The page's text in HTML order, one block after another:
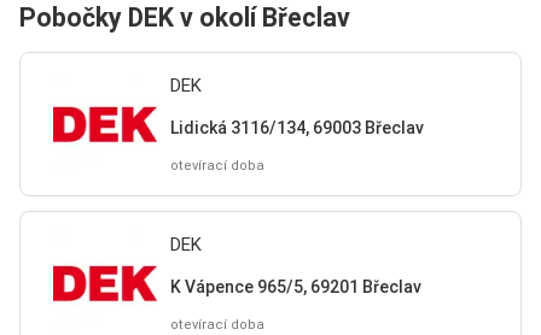
Pobočky DEK v okolí Břeclav
DEK
Lidická 3116/134, 69003 Břeclav
otevírací doba
DEK
K Vápence 965/5, 69201 Břeclav
otevírací doba